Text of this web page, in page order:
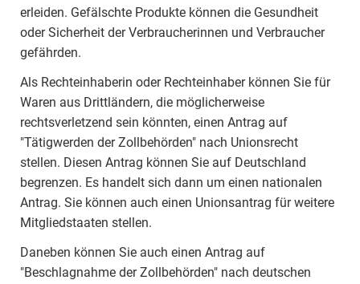
erleiden. Gefälschte Produkte können die Gesundheit
oder Sicherheit der Verbraucherinnen und Verbraucher
gefährden.
Als Rechteinhaberin oder Rechteinhaber können Sie für
Waren aus Drittländern, die möglicherweise
rechtsverletzend sein könnten, einen Antrag auf
"Tätigwerden der Zollbehörden" nach Unionsrecht
stellen. Diesen Antrag können Sie auf Deutschland
begrenzen. Es handelt sich dann um einen nationalen
Antrag. Sie können auch einen Unionsantrag für weitere
Mitgliedstaaten stellen.
Daneben können Sie auch einen Antrag auf
"Beschlagnahme der Zollbehörden" nach deutschen